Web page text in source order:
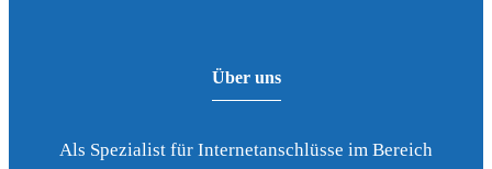
Über uns
Als Spezialist für Internetanschlüsse im Bereich